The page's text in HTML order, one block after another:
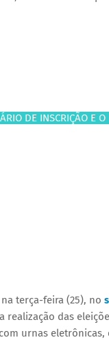
DE INSCRIÇÃO E
terça-feira (25), no
realização das
urnas